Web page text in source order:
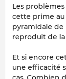
Les
cette prime
pyramidale de
reproduit de
Et si encore
une efficacité